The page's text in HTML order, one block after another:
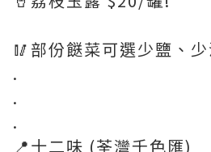
🥢部份餸菜可選少鹽、
.
.
.
📍十二味 (荃灣千色匯)